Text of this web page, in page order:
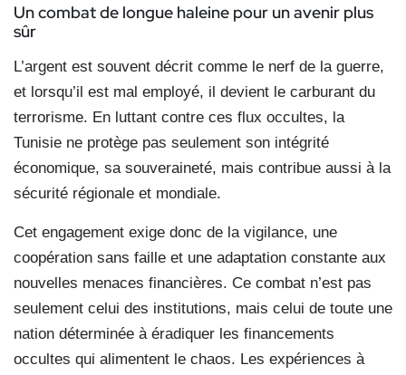
Un combat de longue haleine pour un avenir plus
sûr
L’argent est souvent décrit comme le nerf de la guerre,
et lorsqu’il est mal employé, il devient le carburant du
terrorisme. En luttant contre ces flux occultes, la
Tunisie ne protège pas seulement son intégrité
économique, sa souveraineté, mais contribue aussi à la
sécurité régionale et mondiale.
Cet engagement exige donc de la vigilance, une
coopération sans faille et une adaptation constante aux
nouvelles menaces financières. Ce combat n’est pas
seulement celui des institutions, mais celui de toute une
nation déterminée à éradiquer les financements
occultes qui alimentent le chaos. Les expériences à